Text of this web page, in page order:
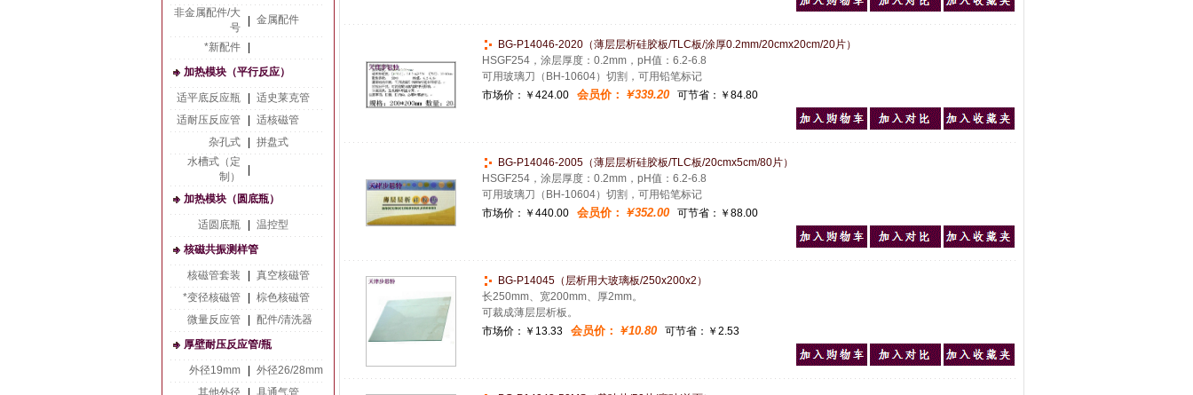
非金属配件/大
号
金属配件
*新配件
加热模块（平行反应）
适平底反应瓶
适史莱克管
适耐压反应管
适核磁管
杂孔式
拼盘式
水槽式（定
制）
加热模块（圆底瓶）
适圆底瓶
温控型
核磁共振测样管
核磁管套装
真空核磁管
*变径核磁管
棕色核磁管
微量反应管
配件/清洗器
厚壁耐压反应管/瓶
外径19mm
外径26/28mm
其他外径
具通气管
BG-P14046-2020（薄层层析硅胶板/TLC板/涂厚0.2mm/20cmx20cm/20片）
HSGF254，涂层厚度：0.2mm，pH值：6.2-6.8
可用玻璃刀（BH-10604）切割，可用铅笔标记
市场价： ￥424.00 会员价： ￥339.20 可节省：￥84.80
BG-P14046-2005（薄层层析硅胶板/TLC板/20cmx5cm/80片）
HSGF254，涂层厚度：0.2mm，pH值：6.2-6.8
可用玻璃刀（BH-10604）切割，可用铅笔标记
市场价： ￥440.00 会员价： ￥352.00 可节省：￥88.00
BG-P14045（层析用大玻璃板/250x200x2）
长250mm、宽200mm、厚2mm。
可裁成薄层层析板。
市场价： ￥13.33 会员价： ￥10.80 可节省：￥2.53